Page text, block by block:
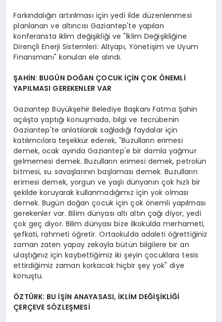
Farkındalığın artırılması için yedi ilde düzenlenmesi
planlanan ve altıncısı Gaziantep'te yapılan
konferansta iklim değişikliği ve "İklim Değişikliğine
Dirençli Enerji Sistemleri: Altyapı, Yönetişim ve Uyum
Finansmanı" konuları ele alındı.
ŞAHİN: BUGÜN DOĞAN ÇOCUK İÇİN ÇOK ÖNEMLİ
YAPILMASI GEREKENLER VAR
Gaziantep Büyükşehir Belediye Başkanı Fatma Şahin
açılışta yaptığı konuşmada, bilgi ve tecrübenin
Gaziantep'te anlatılarak sağladığı faydalar için
katılımcılara teşekkür ederek, "Buzulların erimesi
demek, ocak ayında Gaziantep'e bir damla yağmur
gelmemesi demek. Buzulların erimesi demek, petrolün
bitmesi, su savaşlarının başlaması demek. Buzulların
erimesi demek, yorgun ve yaşlı dünyanın çok hızlı bir
şekilde koruyarak kullanmadığımız için yok olması
demek. Bugün doğan çocuk için çok önemli yapılması
gerekenler var. Bilim dünyası altı altın çağı diyor, yedi
çok geç diyor. Bilim dünyası bize ilkokulda merhameti,
şefkati, rahmeti öğretir. Ortaokulda adaleti öğrettiğiniz
zaman zaten yapay zekayla bütün bilgilere bir an
ulaştığınız için kaybettiğimiz iki şeyin çocuklara tesis
ettirdiğimiz zaman korkacak hiçbir şey yok" diye
konuştu.
ÖZTÜRK: BU İŞİN ANAYASASI, İKLİM DEĞİŞİKLİĞİ
ÇERÇEVE SÖZLEŞMESİ